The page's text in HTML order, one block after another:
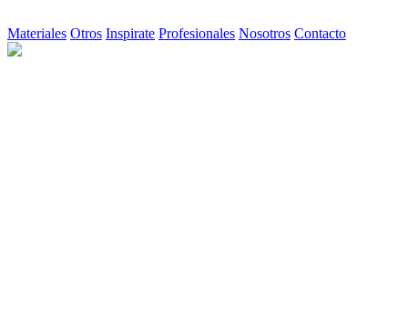
Materiales Otros Inspirate Profesionales Nosotros Contacto